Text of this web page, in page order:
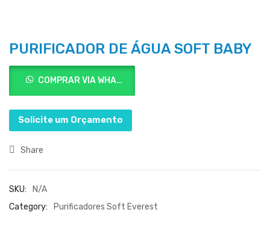
PURIFICADOR DE ÁGUA SOFT BABY
COMPRAR VIA WHATSAPP
Solicite um Orçamento
Share
SKU:
N/A
Category:
Purificadores Soft Everest